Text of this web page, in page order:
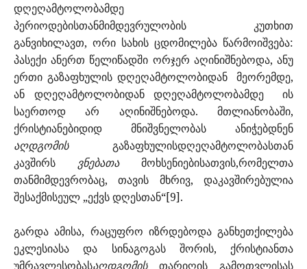
დღეღამტოლობამდე
პერიოდებისთანმიმდევრულობის კუთხით
განვიხილავთ, ორი სახის ცდომილება წარმოიშვება:
პასექი ანერთ წელიწადში ორჯერ აღინიშნებოდა, ანუ
ერთი გაზაფხულის დღეღამტოლობიდან
მეორემდე,
ან დღეღამტოლობიდან დღეღამტოლობამდე
ის
საერთოდ არ აღინიშნებოდა. მთლიანობაში,
ქრისტიანებიდიდ მნიშვნელობას ანიჭებდნენ
აღდგომისგაზაფხულისდღეღამტოლობასთან
კავშირს ვნებათა მოხსენიებისათვის,რომელთა
თანმიმდევრობაც, თავის მხრივ, დაკავშირებულია
შესაქმისეულ „ექვს დღესთან“[9].
გარდა ამისა, რაცუფრო იზრდებოდა განხეთქილება
ეკლესიასა და სინაგოგას შორის, ქრისტიანთა
უმრავლესობასაღდგომისთარიღის გამოთვლისას